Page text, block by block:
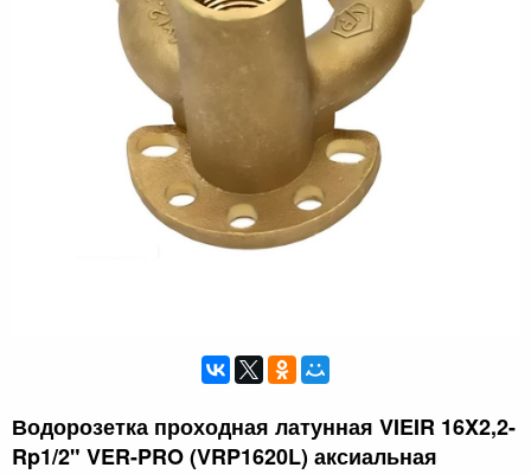
Водорозетка проходная латунная VIEIR 16X2,2-
Rp1/2" VER-PRO (VRP1620L) аксиальная